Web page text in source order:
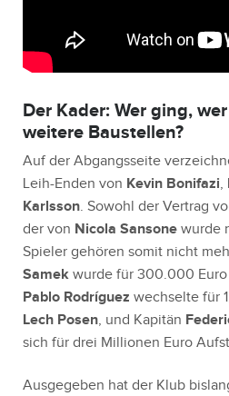
Der Kader: Wer ging,
weitere Baustellen?
Auf der Abgangsseite
Leih-Enden von Kevin Bonifazi,
Karlsson. Sowohl der Vertrag
der von Nicola Sansone wurde
Spieler gehören somit nicht
Samek wurde für 300.000 Euro
Pablo Rodríguez wechselte für
Lech Posen, und Kapitän
sich für drei Millionen Euro
Ausgegeben hat der Klub